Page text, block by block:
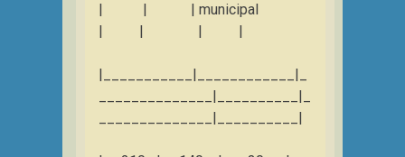
| | | municipal
| | | |
|___________|____________|_
______________|__________|_
______________|__________|